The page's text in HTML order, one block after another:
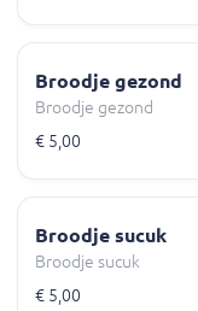
Broodje gezond
Broodje gezond
€ 5,00
Broodje sucuk
Broodje sucuk
€ 5,00